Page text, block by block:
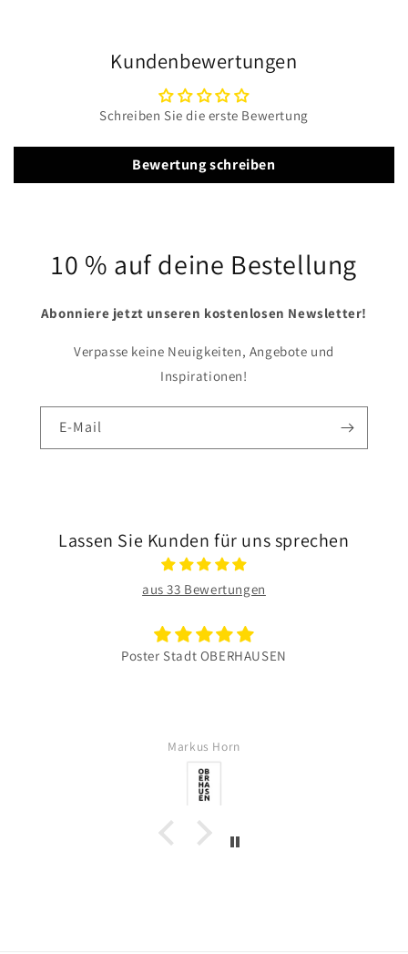
Kundenbewertungen
Schreiben Sie die erste Bewertung
Bewertung schreiben
10 % auf deine Bestellung
Abonniere jetzt unseren kostenlosen Newsletter!
Verpasse keine Neuigkeiten, Angebote und
Inspirationen!
E-Mail
Lassen Sie Kunden für uns sprechen
aus 33 Bewertungen
Poster Stadt OBERHAUSEN
Markus Horn